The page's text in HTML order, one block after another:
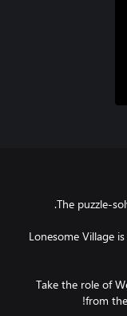
Lonesome Village
Take the role of
from